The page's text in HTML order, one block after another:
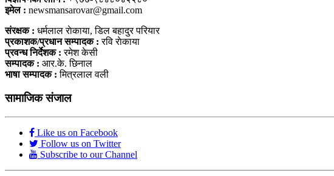
इमेल : newsmansarovar@gmail.com
संरक्षक : धर्मलाल राेकाया, डिल बहादुर परियार
प्रकाशक/प्रधान सम्पादक : रवि राेकाया
प्रवन्ध निर्देशक : रमेश केसी
सम्पादक : आर.के. छिनाल
भाषा सम्पादक : मित्रलाल वली
सामाजिक संजाल
Like us on Facebook
Follow us on Twitter
Subscribe to our Channel